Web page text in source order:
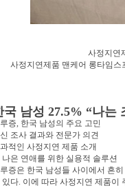
사정지연
사정지연제품 맨케어 롱타임스
국 남성 27.5% “나는
증, 한국 남성의 주요 고민
조사 결과와 전문가 의견
적인 사정지연 제품 소개
나은 연애를 위한 실용적 솔루션
증은 한국 남성들 사이에서 흔
있다. 이에 따라 사정지연 제품이